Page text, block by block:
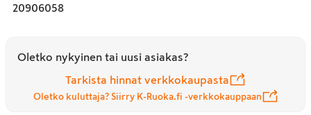
20906058
Oletko nykyinen tai uusi asiakas?
Tarkista hinnat verkkokaupasta
Oletko kuluttaja? Siirry K-Ruoka.fi -verkkokauppaan